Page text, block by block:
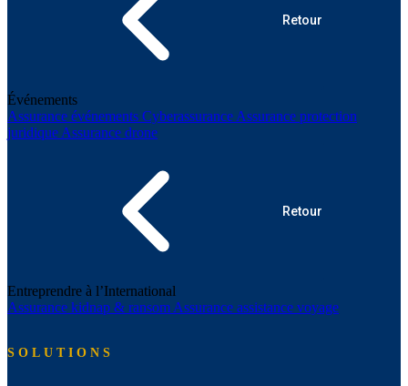
Retour
Événements
Assurance événements Cyberassurance Assurance protection
juridique Assurance drone
Retour
Entreprendre à l’International
Assurance kidnap & ransom Assurance assistance voyage
SOLUTIONS